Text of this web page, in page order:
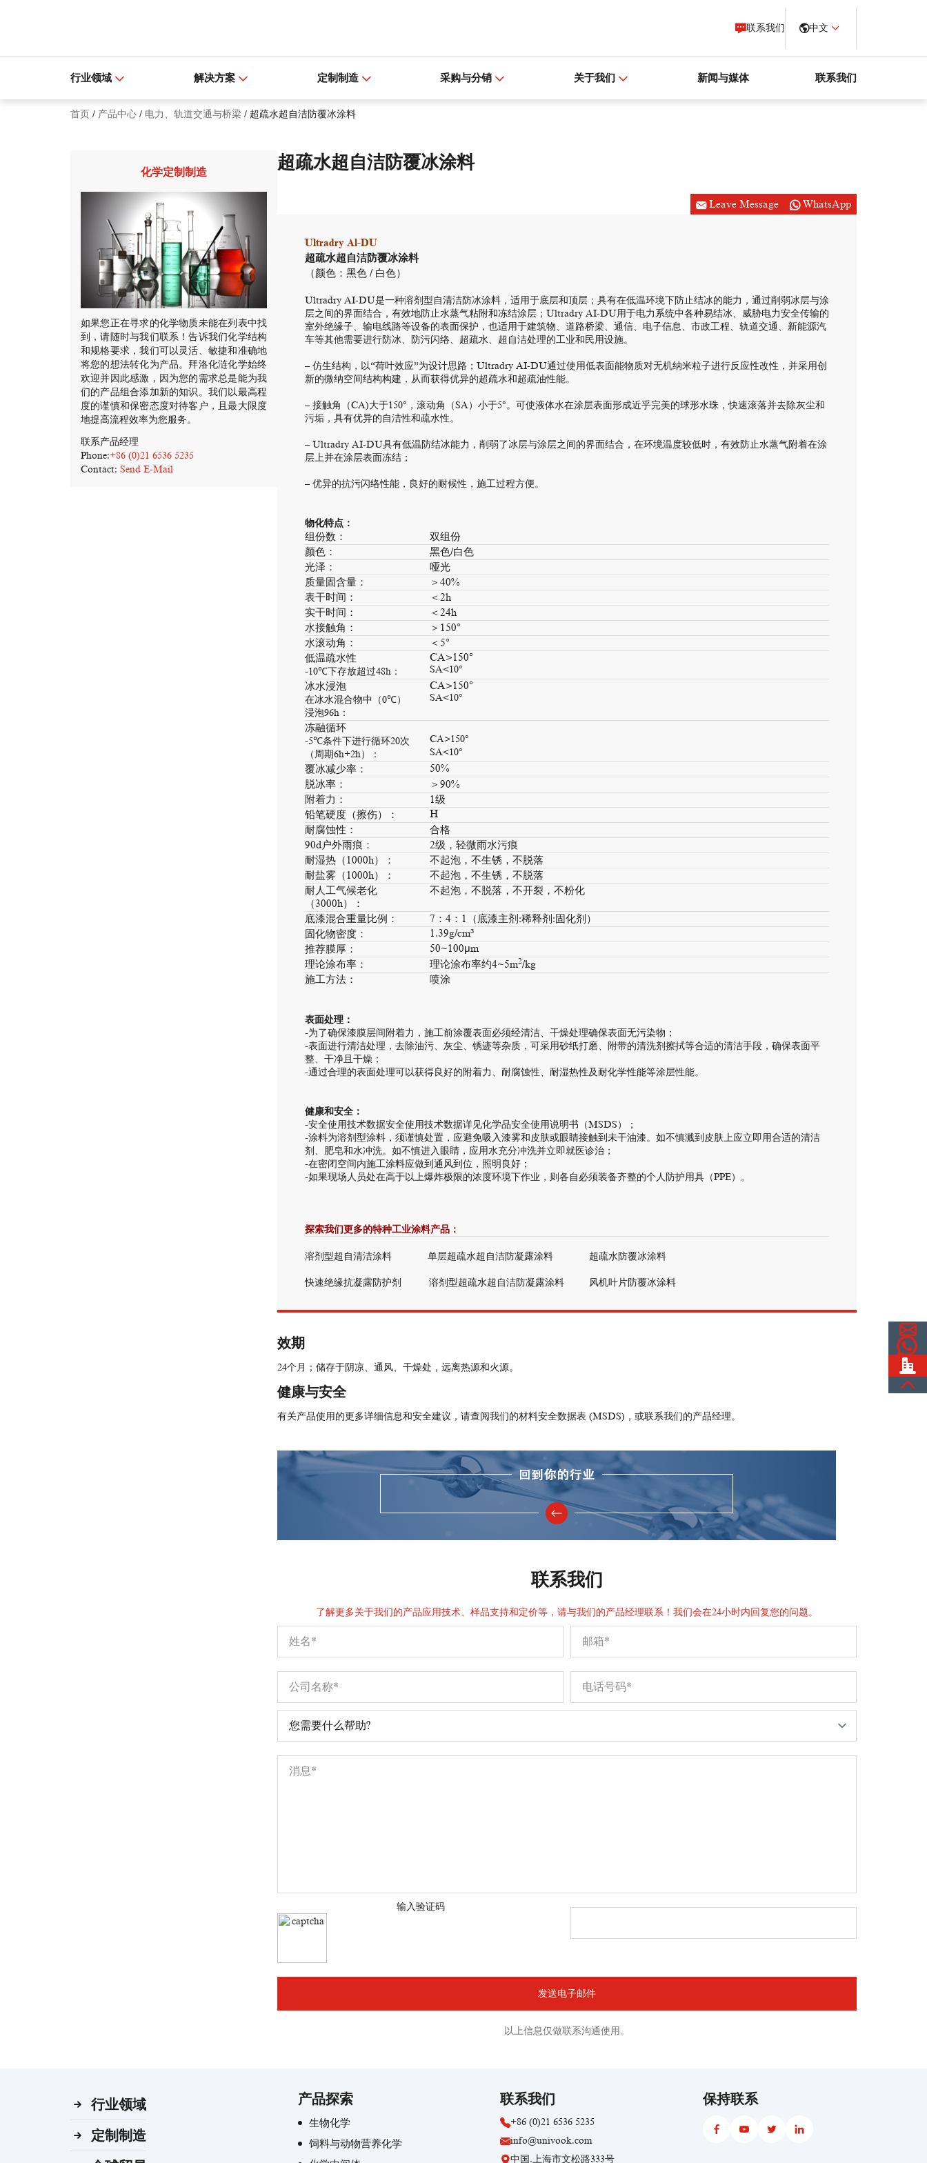
联系我们 中文
行业领域 解决方案 定制制造 采购与分销 关于我们 新闻与媒体 联系我们
首页 / 产品中心 / 电力、轨道交通与桥梁 / 超疏水超自洁防覆冰涂料
化学定制制造
如果您正在寻求的化学物质未能在列表中找
到，请随时与我们联系！告诉我们化学结构
和规格要求，我们可以灵活、敏捷和准确地
将您的想法转化为产品。拜洛化涟化学始终
欢迎并因此感激，因为您的需求总是能为我
们的产品组合添加新的知识。我们以最高程
度的谨慎和保密态度对待客户，且最大限度
地提高流程效率为您服务。
联系产品经理
Phone:+86 (0)21 6536 5235
Contact: Send E-Mail
超疏水超自洁防覆冰涂料
Leave Message WhatsApp
Ultradry Al-DU
超疏水超自洁防覆冰涂料
（颜色：黑色 / 白色）
Ultradry AI-DU是一种溶剂型自清洁防冰涂料，适用于底层和顶层；具有在低温环境下防止结冰的能力，通过削弱冰层与涂
层之间的界面结合，有效地防止水蒸气粘附和冻结涂层；Ultradry AI-DU用于电力系统中各种易结冰、威胁电力安全传输的
室外绝缘子、输电线路等设备的表面保护，也适用于建筑物、道路桥梁、通信、电子信息、市政工程、轨道交通、新能源汽
车等其他需要进行防冰、防污闪络、超疏水、超自洁处理的工业和民用设施。
– 仿生结构，以“荷叶效应”为设计思路；Ultradry AI-DU通过使用低表面能物质对无机纳米粒子进行反应性改性，并采用创
新的微纳空间结构构建，从而获得优异的超疏水和超疏油性能。
– 接触角（CA)大于150°，滚动角（SA）小于5°。可使液体水在涂层表面形成近乎完美的球形水珠，快速滚落并去除灰尘和
污垢，具有优异的自洁性和疏水性。
– Ultradry AI-DU具有低温防结冰能力，削弱了冰层与涂层之间的界面结合，在环境温度较低时，有效防止水蒸气附着在涂
层上并在涂层表面冻结；
– 优异的抗污闪络性能，良好的耐候性，施工过程方便。
物化特点：
组份数：
双组份
颜色：
黑色/白色
光泽：
哑光
质量固含量：
＞40%
表干时间：
＜2h
实干时间：
＜24h
水接触角：
＞150°
水滚动角：
＜5°
低温疏水性
-10℃下存放超过48h：
CA>150°
SA<10°
冰水浸泡
在冰水混合物中（0℃）
浸泡96h：
CA>150°
SA<10°
冻融循环
-5℃条件下进行循环20次
（周期6h+2h）：
CA>150°
SA<10°
覆冰减少率：
50%
脱冰率：
＞90%
附着力：
1级
铅笔硬度（擦伤）：
H
耐腐蚀性：
合格
90d户外雨痕：
2级，轻微雨水污痕
耐湿热（1000h）：
不起泡，不生锈，不脱落
耐盐雾（1000h）：
不起泡，不生锈，不脱落
耐人工气候老化
（3000h）：
不起泡，不脱落，不开裂，不粉化
底漆混合重量比例：
7：4：1（底漆主剂:稀释剂:固化剂）
固化物密度：
1.39g/cm³
推荐膜厚：
50~100μm
理论涂布率：
理论涂布率约4~5m2/kg
施工方法：
喷涂
表面处理：
-为了确保漆膜层间附着力，施工前涂覆表面必须经清洁、干燥处理确保表面无污染物；
-表面进行清洁处理，去除油污、灰尘、锈迹等杂质，可采用砂纸打磨、附带的清洗剂擦拭等合适的清洁手段，确保表面平
整、干净且干燥；
-通过合理的表面处理可以获得良好的附着力、耐腐蚀性、耐湿热性及耐化学性能等涂层性能。
健康和安全：
-安全使用技术数据安全使用技术数据详见化学品安全使用说明书（MSDS）；
-涂料为溶剂型涂料，须谨慎处置，应避免吸入漆雾和皮肤或眼睛接触到未干油漆。如不慎溅到皮肤上应立即用合适的清洁
剂、肥皂和水冲洗。如不慎进入眼睛，应用水充分冲洗并立即就医诊治；
-在密闭空间内施工涂料应做到通风到位，照明良好；
-如果现场人员处在高于以上爆炸极限的浓度环境下作业，则各自必须装备齐整的个人防护用具（PPE）。
探索我们更多的特种工业涂料产品：
溶剂型超自清洁涂料 单层超疏水超自洁防凝露涂料 超疏水防覆冰涂料
快速绝缘抗凝露防护剂 溶剂型超疏水超自洁防凝露涂料 风机叶片防覆冰涂料
效期
24个月；储存于阴凉、通风、干燥处，远离热源和火源。
健康与安全
有关产品使用的更多详细信息和安全建议，请查阅我们的材料安全数据表 (MSDS)，或联系我们的产品经理。
联系我们
了解更多关于我们的产品应用技术、样品支持和定价等，请与我们的产品经理联系！我们会在24小时内回复您的问题。
输入验证码
以上信息仅做联系沟通使用。
行业领域
定制制造
产品探索
生物化学
饲料与动物营养化学
联系我们
+86 (0)21 6536 5235
info@univook.com
中国.上海市文松路333号
保持联系